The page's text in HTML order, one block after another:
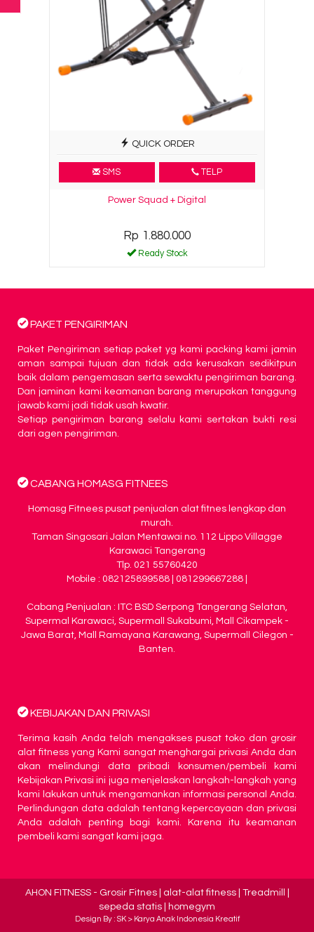
QUICK ORDER
SMS TELP
Power Squad + Digital
Rp 1.880.000
Ready Stock
PAKET PENGIRIMAN
Paket Pengiriman setiap paket yg kami packing kami jamin
aman sampai tujuan dan tidak ada kerusakan sedikitpun
baik dalam pengemasan serta sewaktu pengiriman barang.
Dan jaminan kami keamanan barang merupakan tanggung
jawab kami jadi tidak usah kwatir.
Setiap pengiriman barang selalu kami sertakan bukti resi
dari agen pengiriman.
CABANG HOMASG FITNEES
Homasg Fitnees pusat penjualan alat fitnes lengkap dan
murah.
Taman Singosari Jalan Mentawai no. 112 Lippo Villagge
Karawaci Tangerang
Tlp. 021 55760420
Mobile : 082125899588 | 081299667288 |
Cabang Penjualan : ITC BSD Serpong Tangerang Selatan,
Supermal Karawaci, Supermall Sukabumi, Mall Cikampek -
Jawa Barat, Mall Ramayana Karawang, Supermall Cilegon -
Banten.
KEBIJAKAN DAN PRIVASI
Terima kasih Anda telah mengakses pusat toko dan grosir
alat fitness yang Kami sangat menghargai privasi Anda dan
akan melindungi data pribadi konsumen/pembeli kami
Kebijakan Privasi ini juga menjelaskan langkah-langkah yang
kami lakukan untuk mengamankan informasi personal Anda.
Perlindungan data adalah tentang kepercayaan dan privasi
Anda adalah penting bagi kami. Karena itu keamanan
pembeli kami sangat kami jaga.
AHON FITNESS- Grosir Fitnes | alat-alat fitness | Treadmill |
sepeda statis | homegym
Design By : SK > Karya Anak Indonesia Kreatif